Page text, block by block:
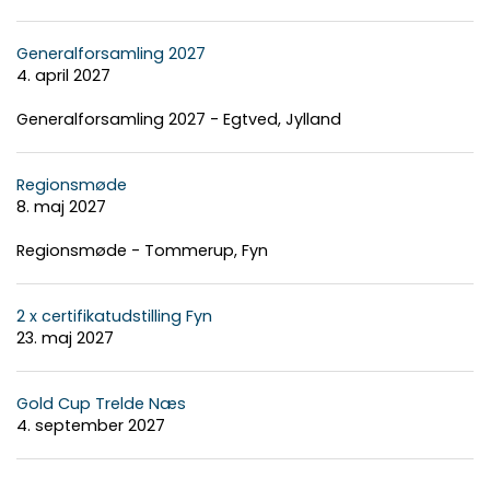
Generalforsamling 2027
4. april 2027
Generalforsamling 2027 - Egtved, Jylland
Regionsmøde
8. maj 2027
Regionsmøde - Tommerup, Fyn
2 x certifikatudstilling Fyn
23. maj 2027
Gold Cup Trelde Næs
4. september 2027